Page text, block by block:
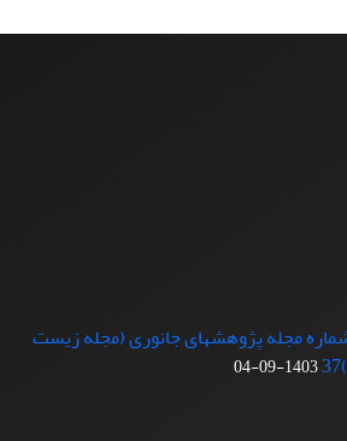
مجله پژوهشهای جانوری (مجله زیست
1403-09-04